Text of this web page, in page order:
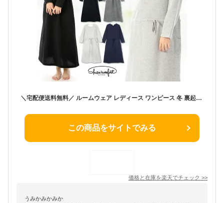
＼宅配便送料無料／ ルームウェア レディース ワンピース 冬 裏起毛 綿35％ 無地 長袖 プレゼント 暖かい 大人用 グレー チャコール ブラック ネイビー M L LL Sharecomfort シェアコンフォート 77327 佐川 あす楽
この商品をサイトでみる
価格と在庫を楽天でチェック >>
うみかみかみか